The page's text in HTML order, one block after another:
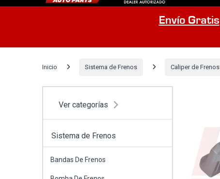
Envío Gratis
Inicio Sistema de Frenos Caliper de Frenos
Ver categorías
Sistema de Frenos
Bandas De Frenos